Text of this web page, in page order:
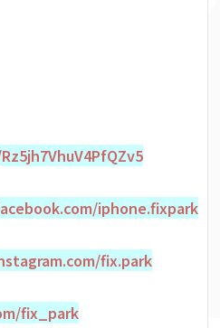
iphone.fixpark
fix.park
fix_park